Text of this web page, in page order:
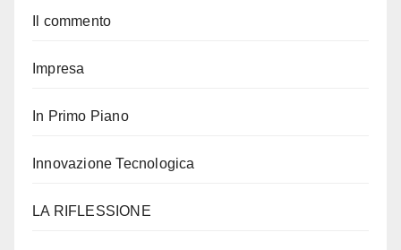
Il commento
Impresa
In Primo Piano
Innovazione Tecnologica
LA RIFLESSIONE